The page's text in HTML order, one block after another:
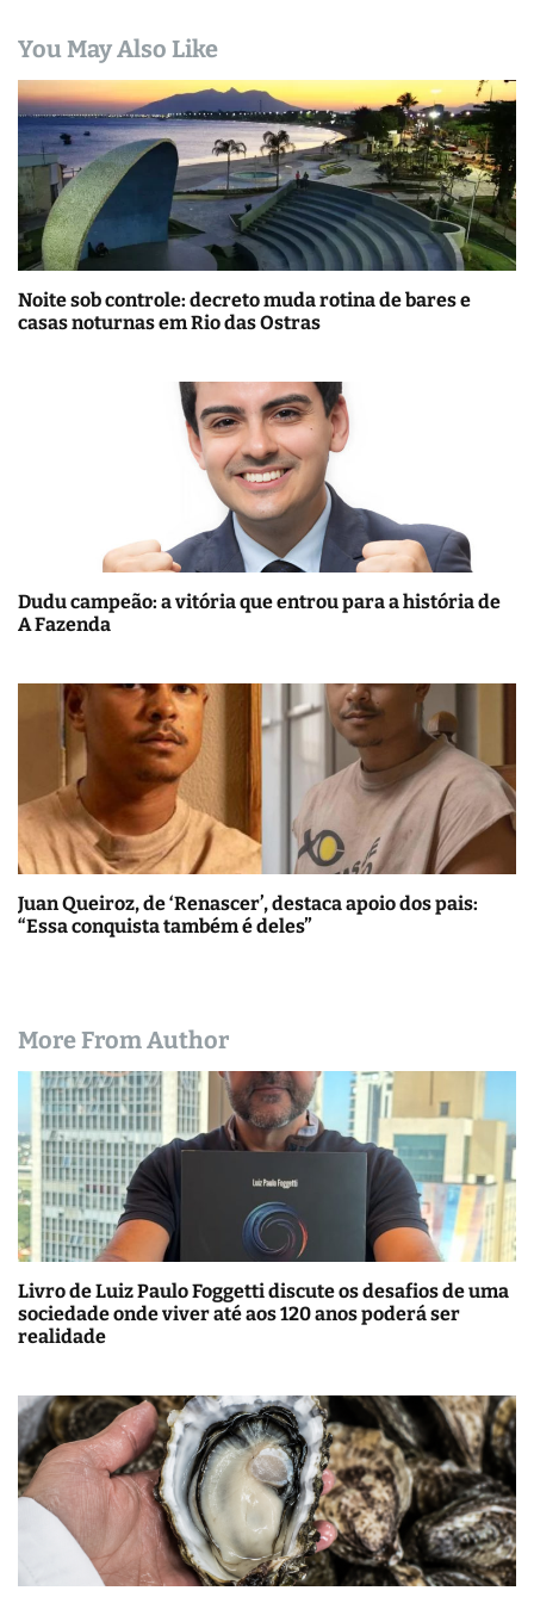
You May Also Like
Noite sob controle: decreto muda rotina de bares e
casas noturnas em Rio das Ostras
Dudu campeão: a vitória que entrou para a história de
A Fazenda
Juan Queiroz, de ‘Renascer’, destaca apoio dos pais:
“Essa conquista também é deles”
More From Author
Livro de Luiz Paulo Foggetti discute os desafios de uma
sociedade onde viver até aos 120 anos poderá ser
realidade